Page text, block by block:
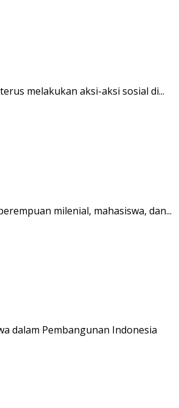
melakukan aksi-aksi sosial di...
milenial, mahasiswa, dan...
dalam Pembangunan Indonesia